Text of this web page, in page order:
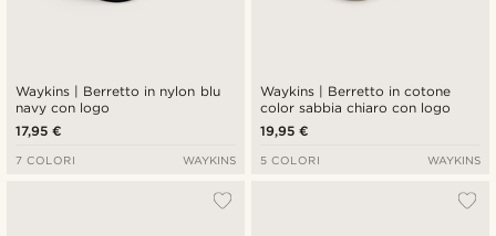
Waykins | Berretto in nylon blu
navy con logo
17,95 €
7 COLORI WAYKINS
Waykins | Berretto in cotone
color sabbia chiaro con logo
19,95 €
5 COLORI WAYKINS